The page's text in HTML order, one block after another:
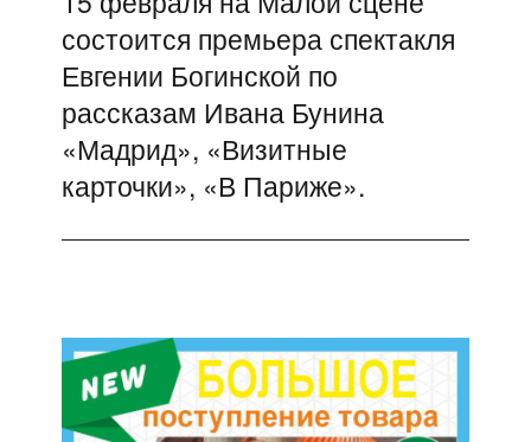
запись:
состоится премьера спектакля
Евгении Богинской по
рассказам Ивана Бунина
«Мадрид», «Визитные
карточки», «В Париже».